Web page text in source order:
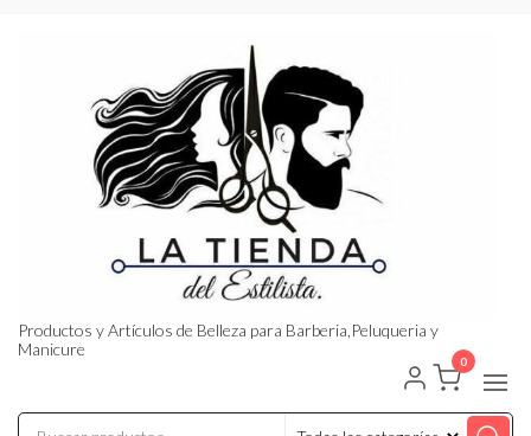
Productos y Artículos de Belleza para Barberia,Peluqueria y
Manicure
0